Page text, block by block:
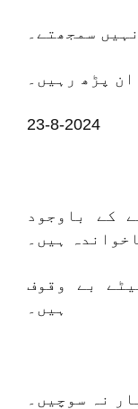
سمجھتے۔
پڑھ رہیں۔
23-8-2024
کے باوجود
ہیں۔
بے وقوف
ہیں۔
نہ سوچیں۔